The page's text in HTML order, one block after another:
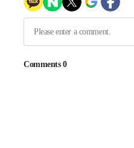
10시간 전 >'최고 37도' 폭염 지
[속보]與 대표 경
이강인 "아틀레
[속보]與 당대표